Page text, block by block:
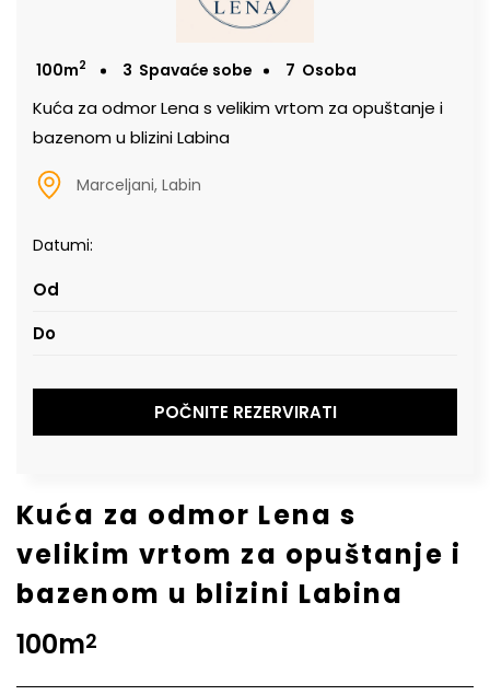
100m2 3 Spavaće sobe 7 Osoba
Kuća za odmor Lena s velikim vrtom za opuštanje i
bazenom u blizini Labina
Marceljani, Labin
Datumi:
POČNITE REZERVIRATI
Kuća za odmor Lena s
velikim vrtom za opuštanje i
bazenom u blizini Labina
100m2